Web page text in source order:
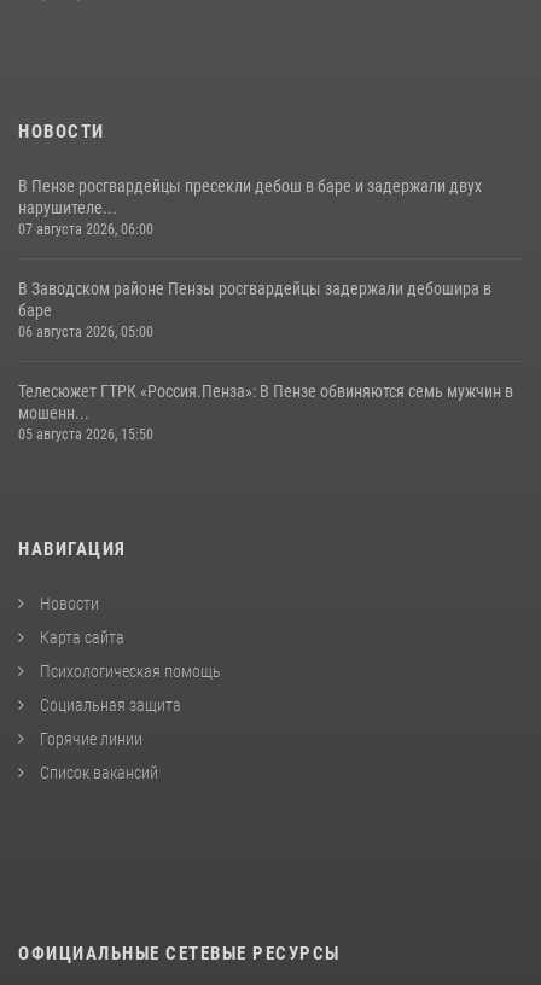
НОВОСТИ
В Пензе росгвардейцы пресекли дебош в баре и задержали двух
нарушителе...
07 августа 2026, 06:00
В Заводском районе Пензы росгвардейцы задержали дебошира в
баре
06 августа 2026, 05:00
Телесюжет ГТРК «Россия.Пенза»: В Пензе обвиняются семь мужчин в
мошенн...
05 августа 2026, 15:50
НАВИГАЦИЯ
Новости
Карта сайта
Психологическая помощь
Социальная защита
Горячие линии
Список вакансий
ОФИЦИАЛЬНЫЕ СЕТЕВЫЕ РЕСУРСЫ